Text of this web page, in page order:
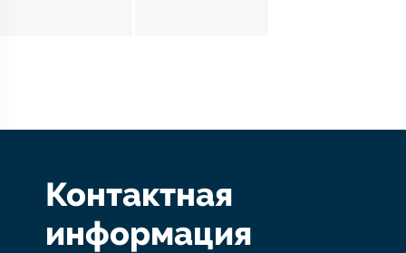
Контактная
информация